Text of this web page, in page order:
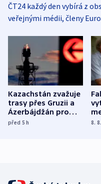
ČT24 každý den vybírá z
veřejnými médii, členy
Kazachstán zvažuje
trasy přes Gruzii a
Ázerbájdžán pro
vývoz ropy do
před 5h 8.